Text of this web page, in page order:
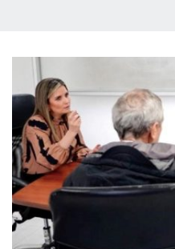
COOPERACIÓN
Patrimonio cultural
Empoderamiento
Justicia y Seguridad
EUROsociAL